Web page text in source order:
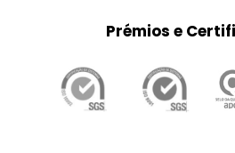
Prémios e